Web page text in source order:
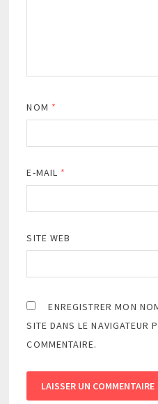
NOM *
E-MAIL *
SITE WEB
ENREGISTRER MON
SITE DANS LE NAVIGATEUR
COMMENTAIRE.